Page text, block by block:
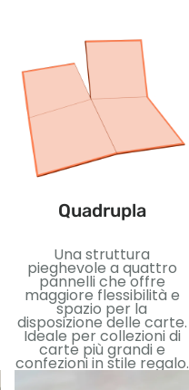
Quadrupla
Una struttura
pieghevole a quattro
pannelli che offre
maggiore flessibilità e
spazio per la
disposizione delle carte.
Ideale per collezioni di
carte più grandi e
confezioni in stile regalo.